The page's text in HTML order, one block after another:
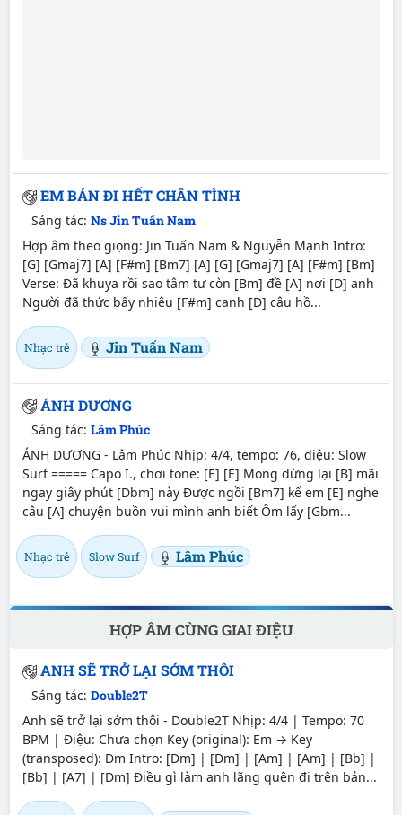
EM BÁN ĐI HẾT CHÂN TÌNH
Sáng tác: Ns Jin Tuấn Nam
Hợp âm theo giọng: Jin Tuấn Nam & Nguyễn Mạnh Intro:
[G] [Gmaj7] [A] [F#m] [Bm7] [A] [G] [Gmaj7] [A] [F#m] [Bm]
Verse: Đã khuya rồi sao tâm tư còn [Bm] đề [A] nơi [D] anh
Người đã thức bấy nhiêu [F#m] canh [D] câu hồ...
Nhạc trẻ Jin Tuấn Nam
ÁNH DƯƠNG
Sáng tác: Lâm Phúc
ÁNH DƯƠNG - Lâm Phúc Nhịp: 4/4, tempo: 76, điệu: Slow
Surf ===== Capo I., chơi tone: [E] [E] Mong dừng lại [B] mãi
ngay giây phút [Dbm] này Được ngồi [Bm7] kể em [E] nghe
câu [A] chuyện buồn vui mình anh biết Ôm lấy [Gbm...
Nhạc trẻ Slow Surf Lâm Phúc
HỢP ÂM CÙNG GIAI ĐIỆU
ANH SẼ TRỞ LẠI SỚM THÔI
Sáng tác: Double2T
Anh sẽ trở lại sớm thôi - Double2T Nhịp: 4/4 | Tempo: 70
BPM | Điệu: Chưa chọn Key (original): Em → Key
(transposed): Dm Intro: [Dm] | [Dm] | [Am] | [Am] | [Bb] |
[Bb] | [A7] | [Dm] Điều gì làm anh lãng quên đi trên bản...